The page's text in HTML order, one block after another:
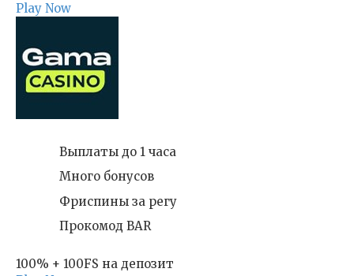
Play Now
Выплаты до 1 часа
Много бонусов
Фриспины за регу
Прокомод BAR
100% + 100FS на депозит